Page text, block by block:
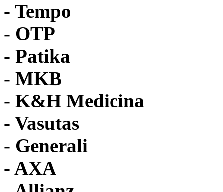
- Tempo
- OTP
- Patika
- MKB
- K&H Medicina
- Vasutas
- Generali
- AXA